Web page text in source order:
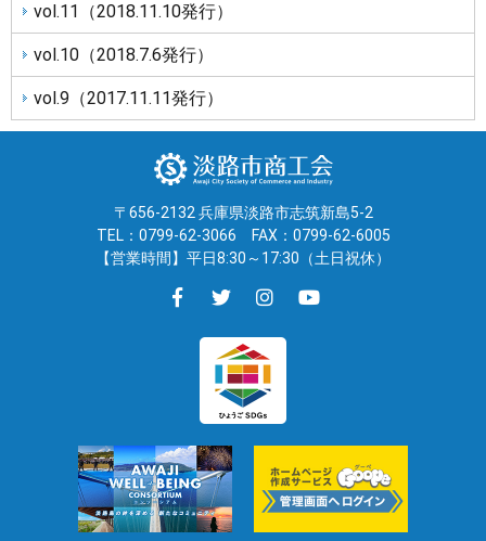
vol.11（2018.11.10発行）
vol.10（2018.7.6発行）
vol.9（2017.11.11発行）
〒656-2132 兵庫県淡路市志筑新島5-2
TEL：0799-62-3066
FAX：0799-62-6005
【営業時間】平日8:30～17:30（土日祝休）